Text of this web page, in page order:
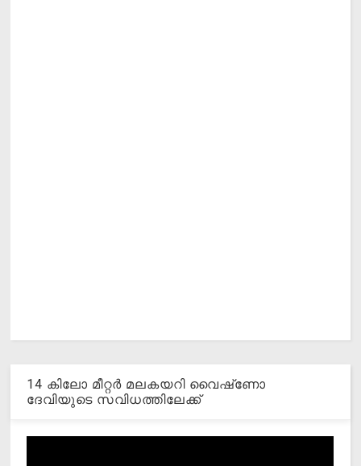
14 കിലോ മീറ്റര്‍ മലകയറി വൈഷ്‌ണോ
ദേവിയുടെ സവിധത്തിലേക്ക്